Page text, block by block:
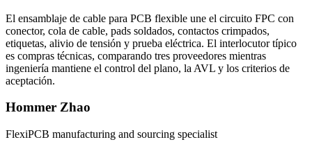
El ensamblaje de cable para PCB flexible une el circuito FPC con
conector, cola de cable, pads soldados, contactos crimpados,
etiquetas, alivio de tensión y prueba eléctrica. El interlocutor típico
es compras técnicas, comparando tres proveedores mientras
ingeniería mantiene el control del plano, la AVL y los criterios de
aceptación.
Hommer Zhao
FlexiPCB manufacturing and sourcing specialist